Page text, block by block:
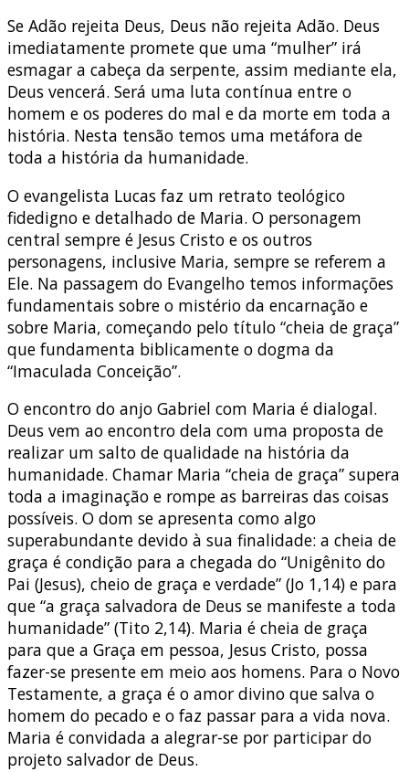
Se Adão rejeita Deus, Deus não rejeita Adão. Deus
imediatamente promete que uma “mulher” irá
esmagar a cabeça da serpente, assim mediante ela,
Deus vencerá. Será uma luta contínua entre o
homem e os poderes do mal e da morte em toda a
história. Nesta tensão temos uma metáfora de
toda a história da humanidade.
O evangelista Lucas faz um retrato teológico
fidedigno e detalhado de Maria. O personagem
central sempre é Jesus Cristo e os outros
personagens, inclusive Maria, sempre se referem a
Ele. Na passagem do Evangelho temos informações
fundamentais sobre o mistério da encarnação e
sobre Maria, começando pelo título “cheia de graça”
que fundamenta biblicamente o dogma da
“Imaculada Conceição”.
O encontro do anjo Gabriel com Maria é dialogal.
Deus vem ao encontro dela com uma proposta de
realizar um salto de qualidade na história da
humanidade. Chamar Maria “cheia de graça” supera
toda a imaginação e rompe as barreiras das coisas
possíveis. O dom se apresenta como algo
superabundante devido à sua finalidade: a cheia de
graça é condição para a chegada do “Unigênito do
Pai (Jesus), cheio de graça e verdade” (Jo 1,14) e para
que “a graça salvadora de Deus se manifeste a toda
humanidade” (Tito 2,14). Maria é cheia de graça
para que a Graça em pessoa, Jesus Cristo, possa
fazer-se presente em meio aos homens. Para o Novo
Testamente, a graça é o amor divino que salva o
homem do pecado e o faz passar para a vida nova.
Maria é convidada a alegrar-se por participar do
projeto salvador de Deus.